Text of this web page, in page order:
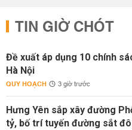
TIN GIỜ CHÓT
Đề xuất áp dụng 10 chính
Hà Nội
QUY HOẠCH 3 giờ trước
Hưng Yên sắp xây đường
tỷ, bố trí tuyến đường sắt